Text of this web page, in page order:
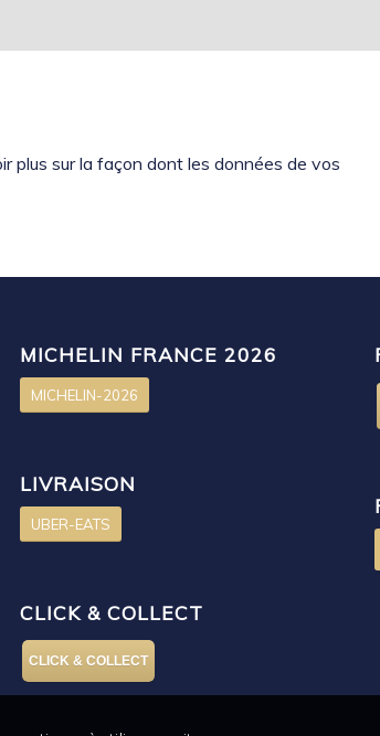
plus sur la façon dont les données de vos
MICHELIN FRANCE 2026
MICHELIN-2026
LIVRAISON
UBER-EATS
CLICK & COLLECT
CLICK & COLLECT